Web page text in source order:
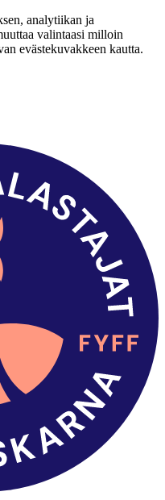
analytiikan ja
valintaasi milloin
evästekuvakkeen kautta.